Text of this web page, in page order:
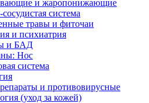
и жаропонижающие
система
травы и фиточаи
и психиатрия
и БАД
Нос
система
и противовирусные
(уход за кожей)